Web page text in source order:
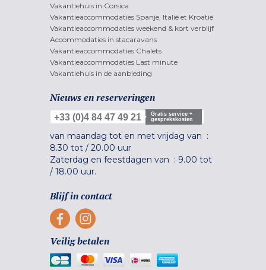
Vakantiehuis in Corsica
Vakantieaccommodaties Spanje, Italië et Kroatië
Vakantieaccommodaties weekend & kort verblijf
Accommodaties in stacaravans
Vakantieaccommodaties Chalets
Vakantieaccommodaties Last minute
Vakantiehuis in de aanbieding
Nieuws en reserveringen
+33 (0)4 84 47 49 21
Gratis service +
gesprekskosten
van maandag tot en met vrijdag van :
8.30 tot / 20.00 uur
Zaterdag en feestdagen van : 9.00 tot
/ 18.00 uur.
Blijf in contact
Veilig betalen